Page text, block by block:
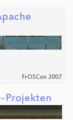
FrOSCon 2007
Projekten